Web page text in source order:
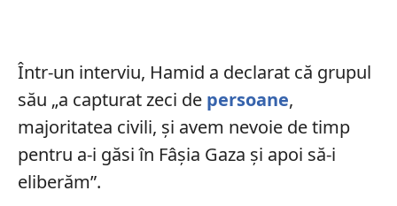
Într-un interviu, Hamid a declarat că grupul
său „a capturat zeci de persoane,
majoritatea civili, și avem nevoie de timp
pentru a-i găsi în Fâșia Gaza și apoi să-i
eliberăm”.